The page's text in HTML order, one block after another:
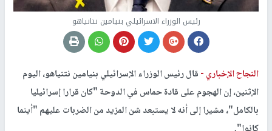
رئيس الوزراء الاسرائيلي بنيامين نتانياهو
النجاح الإخباري -قال رئيس الوزراء الإسرائيلي بنيامين نتنياهو، اليوم
الإثنين، إن الهجوم على قادة حماس في الدوحة "كان قرارا إسرائيليا
بالكامل"، مشيرا إلى أنه لا يستبعد شن المزيد من الضربات عليهم "أينما